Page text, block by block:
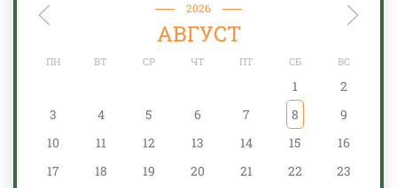
2026
АВГУСТ
ПН ВТ СР ЧТ ПТ СБ ВС
1
2
3
4 5 6 7 8
9
10
11 12 13 14 15
16
17
18 19 20 21 22
23